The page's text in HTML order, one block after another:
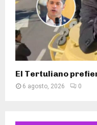
El Tertuliano
6 agosto, 2026 0